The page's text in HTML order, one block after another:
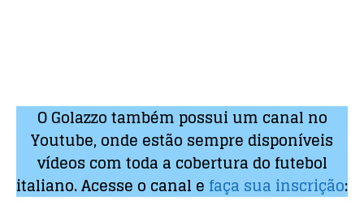
O Golazzo também possui um canal no
Youtube, onde estão sempre disponíveis
vídeos com toda a cobertura do futebol
italiano. Acesse o canal e faça sua inscrição: